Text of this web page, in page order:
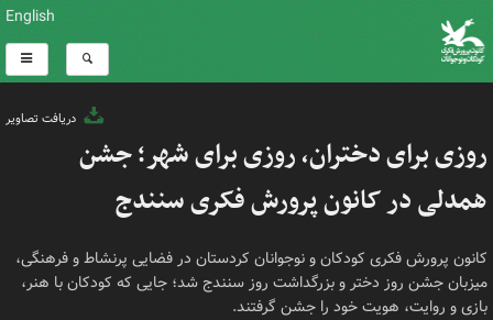
English
دریافت تصاویر
روزی برای دختران، روزی برای شهر؛ جشن
همدلی در کانون پرورش فکری سنندج
کانون پرورش فکری کودکان و نوجوانان کردستان در فضایی پرنشاط و فرهنگی،
میزبان جشن روز دختر و بزرگداشت روز سنندج شد؛ جایی که کودکان با هنر،
بازی و روایت، هویت خود را جشن گرفتند.